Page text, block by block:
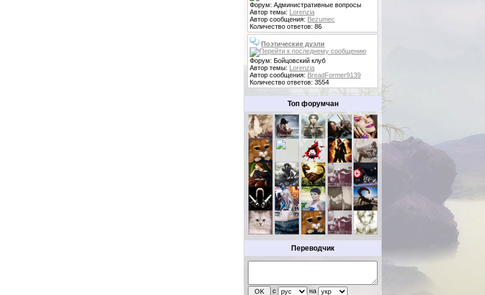
Форум: Административные вопросы
Автор темы: Lorenzia
Автор сообщения: Bezumec
Количество ответов: 86
Поэтические дуэли
Форум: Бойцовский клуб
Автор темы: Lorenzia
Автор сообщения: BreadFormer9139
Количество ответов: 3554
Топ форумчан
Переводчик
с на